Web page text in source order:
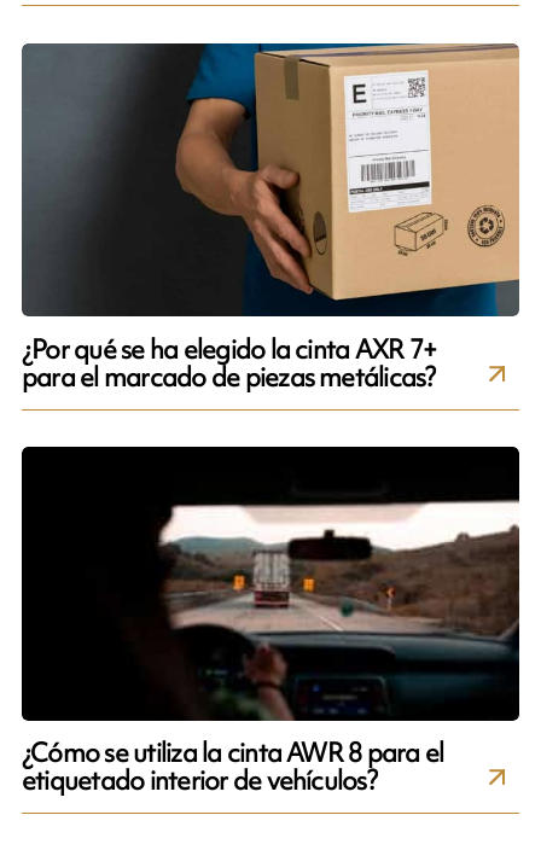
¿Por qué se ha elegido la cinta AXR 7+
para el marcado de piezas metálicas?
¿Cómo se utiliza la cinta AWR 8 para el
etiquetado interior de vehículos?